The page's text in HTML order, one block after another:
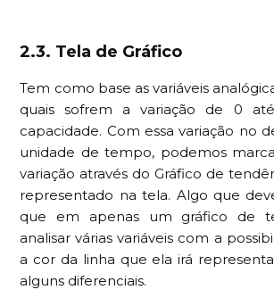
2.3. Tela de Gráfico
Tem como base as variáveis
quais sofrem a variação de 0
capacidade. Com essa variação no
unidade de tempo, podemos
variação através do Gráfico de
representado na tela. Algo que
que em apenas um gráfico de
analisar várias variáveis com a
a cor da linha que ela irá
alguns diferenciais.